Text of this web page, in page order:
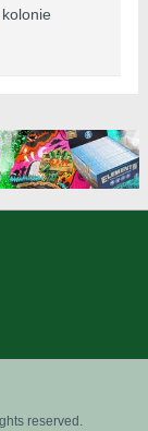
reserved.